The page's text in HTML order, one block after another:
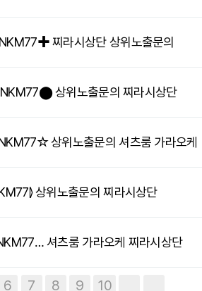
찌라시상단 상위노출문의
상위노출문의 찌라시상단
상위노출문의 셔츠룸 가라오케
상위노출문의 찌라시상단
셔츠룸 가라오케 찌라시상단
6 7 8 9 10